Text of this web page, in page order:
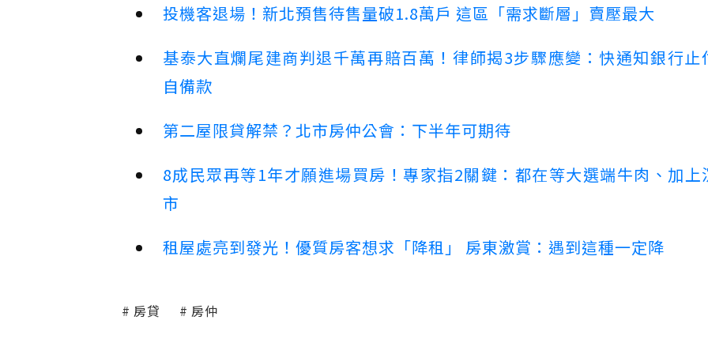
投機客退場！新北預售待售量破1.8萬戶 這區「需求斷層」賣壓最大
基泰大直爛尾建商判退千萬再賠百萬！律師揭3步驟應變：快通知銀行止
自備款
第二屋限貸解禁？北市房仲公會：下半年可期待
8成民眾再等1年才願進場買房！專家指2關鍵：都在等大選端牛肉、加上
市
租屋處亮到發光！優質房客想求「降租」 房東激賞：遇到這種一定降
房貸 房仲